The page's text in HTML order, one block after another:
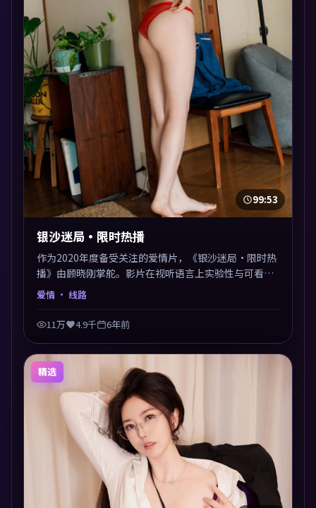
99:53
银沙迷局·限时热播
作为2020年度备受关注的爱情片，《银沙迷局·限时热
播》由顾晓刚掌舵。影片在视听语言上实验性与可看性
兼顾，人物关系错综复杂，后劲十足。美术与服化还原
爱情 · 线路
11万 4.9千 6年前
精选